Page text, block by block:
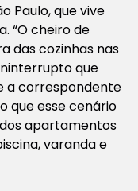
Paulo, que vive
“O cheiro de
das cozinhas nas
que
a correspondente
que esse cenário
apartamentos
varanda e